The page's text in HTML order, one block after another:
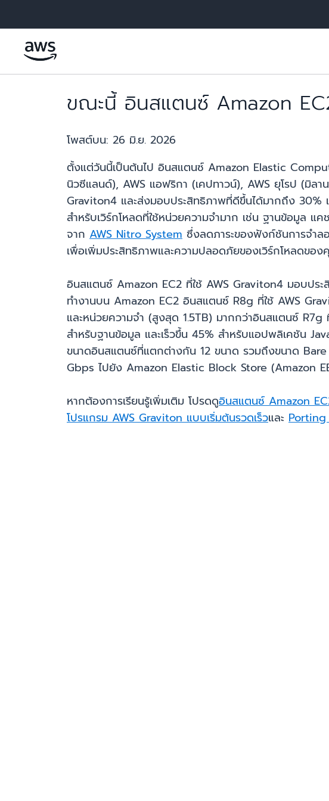
ขณะนี้ อินสแตนซ์ Amazon
โพสต์บน: 26 มิ.ย. 2026
ตั้งแต่วันนี้เป็นต้นไป อินสแตนซ์ Amazon Elastic
นิวซีแลนด์), AWS แอฟริกา (เคปทาวน์), AWS ยุโรป (มิล
Graviton4 และส่งมอบประสิทธิภาพที่ดีขึ้นได้มากถึง 30%
สำหรับเวิร์กโหลดที่ใช้หน่วยความจํามาก เช่น ฐานข้อมูล แ
จาก AWS Nitro System ซึ่งลดภาระของฟังก์ชันการจำล
เพื่อเพิ่มประสิทธิภาพและความปลอดภัยของเวิร์กโหลดขอ
อินสแตนซ์ Amazon EC2 ที่ใช้ AWS Graviton4 มอบประ
ทำงานบน Amazon EC2 อินสแตนซ์ R8g ที่ใช้ AWS
และหน่วยความจำ (สูงสุด 1.5TB) มากกว่าอินสแตนซ์
สำหรับฐานข้อมูล และเร็วขึ้น 45% สำหรับแอปพลิเคชัน
ขนาดอินสแตนซ์ที่แตกต่างกัน 12 ขนาด รวมถึงขนาด
Gbps ไปยัง Amazon Elastic Block Store (Amazon
หากต้องการเรียนรู้เพิ่มเติม โปรดดูอินสแตนซ์ Amazon
โปรแกรม AWS Graviton แบบเริ่มต้นรวดเร็วและ